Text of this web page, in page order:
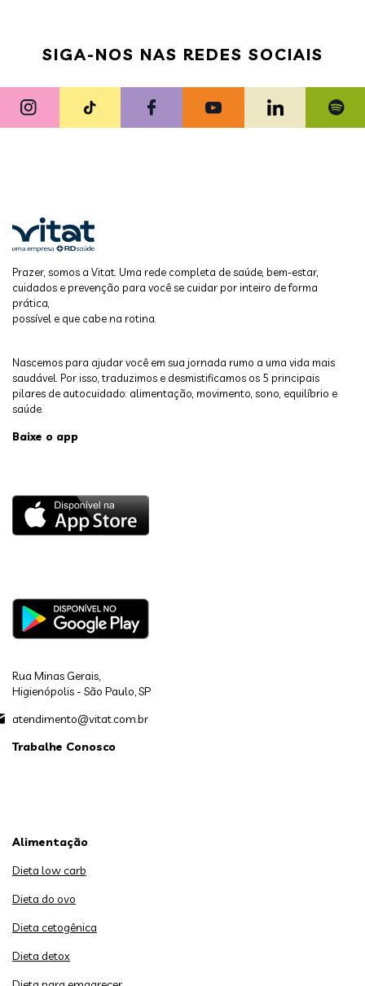
SIGA-NOS NAS REDES SOCIAIS
Prazer, somos a Vitat. Uma rede completa de saúde, bem-estar,
cuidados e prevenção para você se cuidar por inteiro de forma
prática,
possível e que cabe na rotina.
Nascemos para ajudar você em sua jornada rumo a uma vida mais
saudável. Por isso, traduzimos e desmistificamos os 5 principais
pilares de autocuidado: alimentação, movimento, sono, equilíbrio e
saúde.
Baixe o app
Rua Minas Gerais,
Higienópolis - São Paulo, SP
atendimento@vitat.com.br
Trabalhe Conosco
Alimentação
Dieta low carb
Dieta do ovo
Dieta cetogênica
Dieta detox